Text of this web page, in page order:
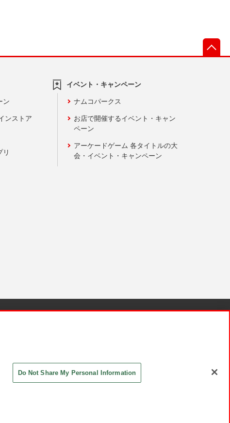
ン
ンストア
リ
イベント・キャンペーン
ナムコパークス
お店で開催するイベント・キャン
ペーン
アーケードゲーム 各タイトルの大
会・イベント・キャンペーン
Do Not Share My Personal Information